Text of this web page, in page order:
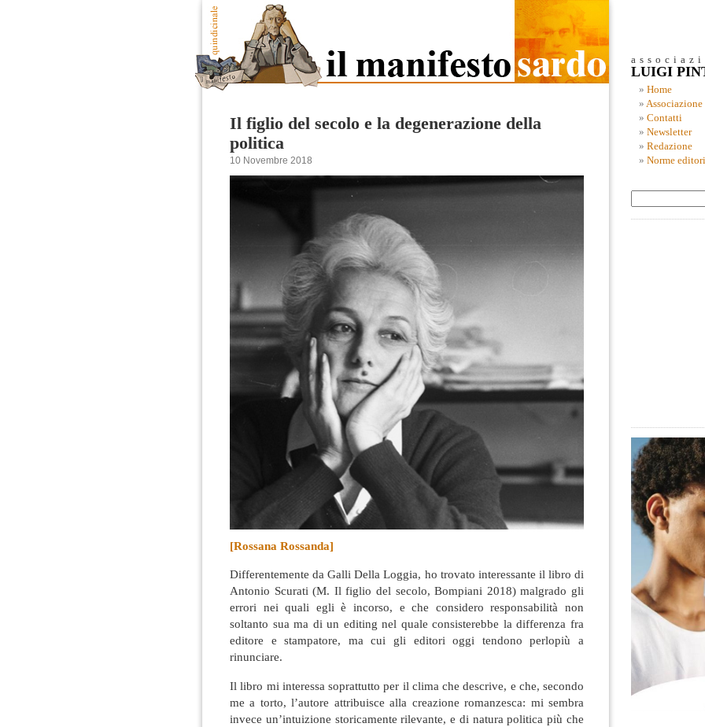
Il figlio del secolo e la degenerazione della
politica
10 Novembre 2018
[Rossana Rossanda]
Differentemente da Galli Della Loggia, ho trovato interessante il libro di
Antonio Scurati (M. Il figlio del secolo, Bompiani 2018) malgrado gli
errori nei quali egli è incorso, e che considero responsabilità non
soltanto sua ma di un editing nel quale consisterebbe la differenza fra
editore e stampatore, ma cui gli editori oggi tendono perlopiù a
rinunciare.
Il libro mi interessa soprattutto per il clima che descrive, e che, secondo
me a torto, l’autore attribuisce alla creazione romanzesca: mi sembra
invece un’intuizione storicamente rilevante, e di natura politica più che
LUIGI
Home
Associazione
Contatti
Newsletter
Redazione
Norme